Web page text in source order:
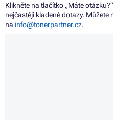
Klikněte na tlačítko „Máte
nejčastěji kladené dotazy.
na info@tonerpartner.cz.